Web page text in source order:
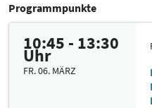
Programmpunkte
10:45 - 13:30
Uhr
FR. 06. MÄRZ